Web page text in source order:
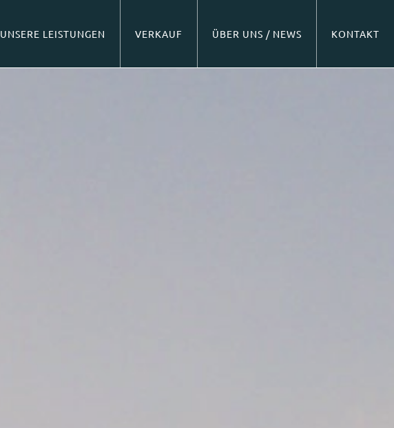
UNSERE LEISTUNGEN VERKAUF ÜBER UNS / NEWS KONTAKT